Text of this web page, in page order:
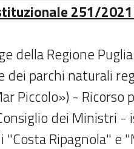
251/
della Regione
dei parchi naturali
Piccolo») - Ricorso
dei Ministri -
Ripagnola" e